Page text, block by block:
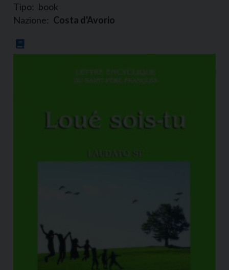
Tipo: book
Nazione: Costa d'Avorio